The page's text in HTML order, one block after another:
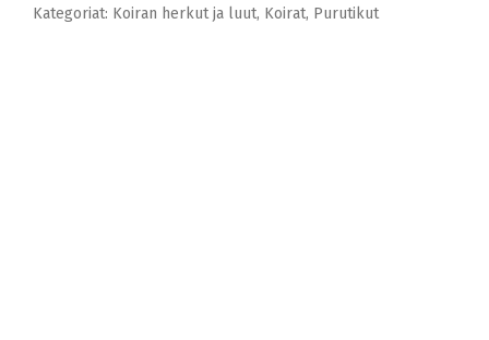
Kategoriat: Koiran herkut ja luut, Koirat, Purutikut